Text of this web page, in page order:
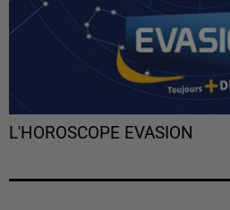
L'HOROSCOPE EVASION